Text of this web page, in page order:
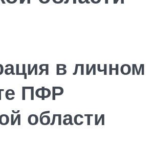
в личном
ПФР
области